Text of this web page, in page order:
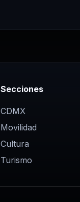
Secciones
CDMX
Movilidad
Cultura
Turismo